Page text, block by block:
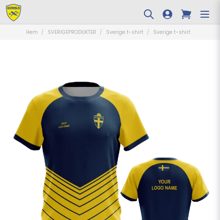
Hem SVERIGEPRODUKTER Sverige t-shirt Sverige t-shirt